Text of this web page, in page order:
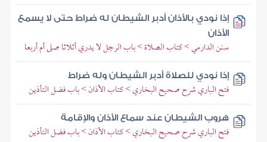
إذا نودي بالأذان أدبر الشيطان له ضراط حتى لا يسمع
الأذان
سنن الدارمي > كتاب الصلاة > باب الرجل لا يدري أثلاثا صلى أم أربعا
إذا نودي للصلاة أدبر الشيطان وله ضراط
فتح الباري شرح صحيح البخاري > كتاب الأذان > باب فضل التأذين
هروب الشيطان عند سماع الأذان والإقامة
فتح الباري شرح صحيح البخاري > كتاب الأذان > باب فضل التأذين